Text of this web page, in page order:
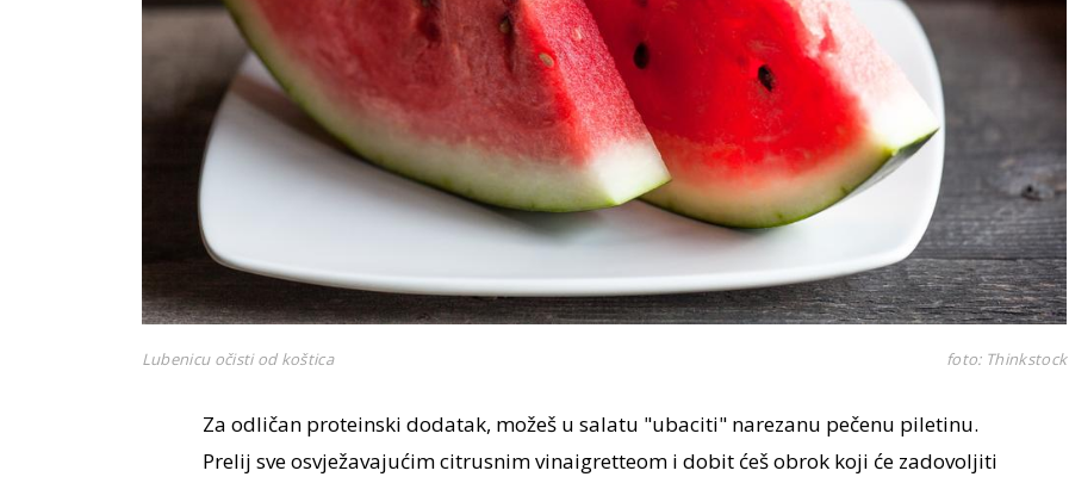
Lubenicu očisti od koštica foto: Thinkstock
Za odličan proteinski dodatak, možeš u salatu "ubaciti" narezanu pečenu piletinu.
Prelij sve osvježavajućim citrusnim vinaigretteom i dobit ćeš obrok koji će zadovoljiti